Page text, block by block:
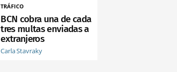
TRÁFICO
BCN cobra una de cada
tres multas enviadas a
extranjeros
Carla Stavraky